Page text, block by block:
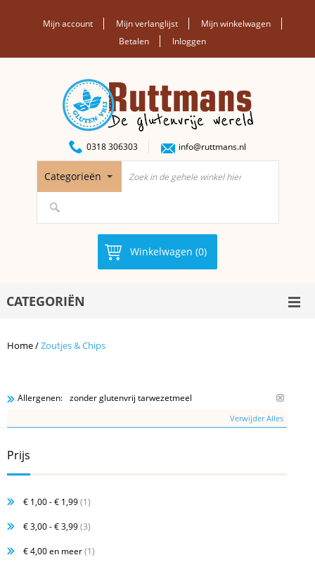
Mijn account Mijn verlanglijst
Mijn winkelwagen
Betalen
Inloggen
0318 306303 info@ruttmans.nl
Categorieën
Winkelwagen (0)
CATEGORIËN
Home/Zoutjes & Chips
Allergenen: zonder glutenvrij tarwezetmeel
Verwijder Alles
Prijs
€ 1,00-€ 1,99(1)
€ 3,00-€ 3,99(3)
€ 4,00en meer(1)